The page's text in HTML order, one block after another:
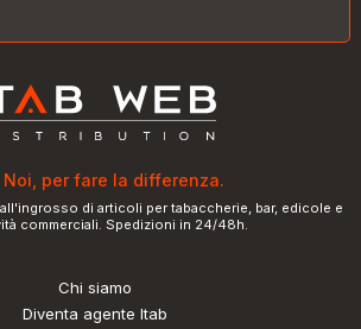
Noi, per fare la differenza.
di articoli per tabaccherie, bar, edicole e
commerciali. Spedizioni in 24/48h.
Chi siamo
Diventa agente Itab